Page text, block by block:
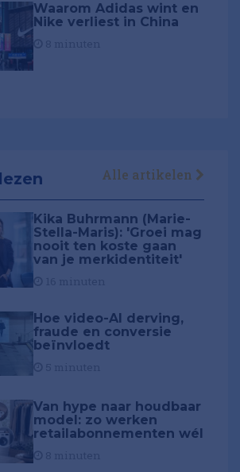
Waarom Adidas wint en
Nike verliest in China
Alle artikelen
Kika Buhrmann (Marie-
Stella-Maris): 'Groei mag
nooit ten koste gaan
van je merkidentiteit'
Hoe video-AI derving,
fraude en conversie
beïnvloedt
Van hype naar houdbaar
model: zo werken
retailabonnementen wél